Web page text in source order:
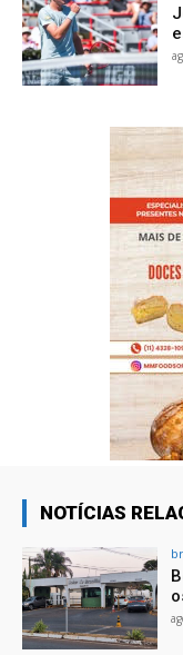
NOTÍCIAS